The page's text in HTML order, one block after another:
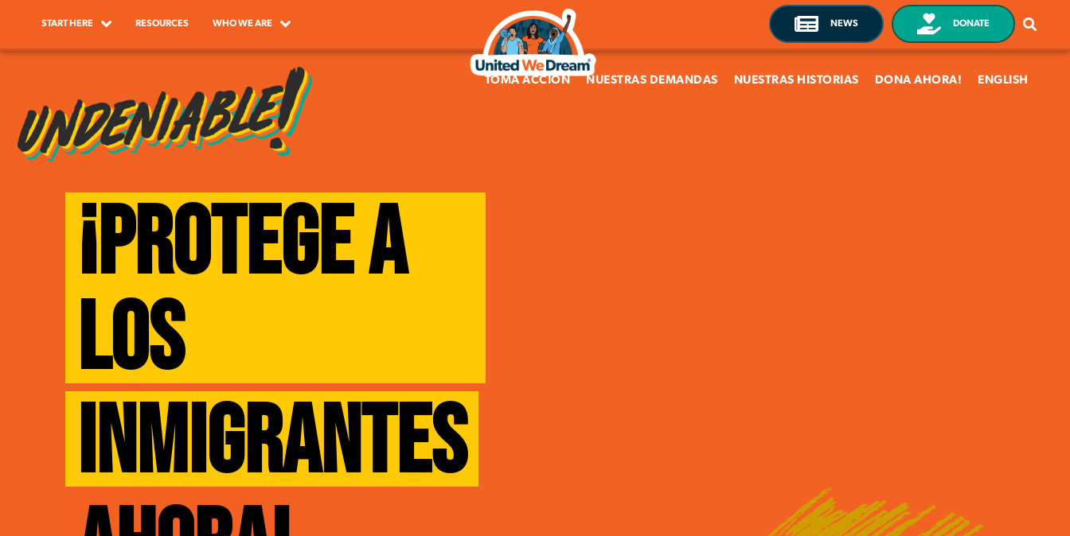
START HERE RESOURCES WHO WE ARE NEWS DONATE
TOMA ACCIÓN NUESTRAS DEMANDAS NUESTRAS HISTORIAS DONA AHORA! ENGLISH
¡PROTEGE A
LOS
INMIGRANTES